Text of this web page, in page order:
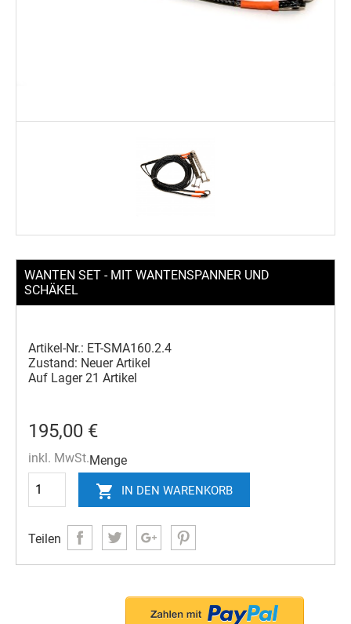
WANTEN SET - MIT WANTENSPANNER UND
SCHÄKEL
Artikel-Nr.: ET-SMA160.2.4
Zustand: Neuer Artikel
Auf Lager 21 Artikel
195,00 €
inkl. MwSt.Menge
 IN DEN WARENKORB
Teilen